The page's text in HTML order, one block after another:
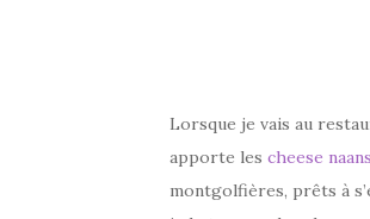
Lorsque je vais au
apporte les cheese naans
montgolfières, prêts à